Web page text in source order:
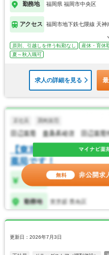
勤務地 福岡県 福岡市中央区
アクセス 福岡市地下鉄七隈線 天神
原則、引越しを伴う転勤なし 産休・育休
夏～秋入職可
求人の詳細を見る
更新日：2026年7月3日